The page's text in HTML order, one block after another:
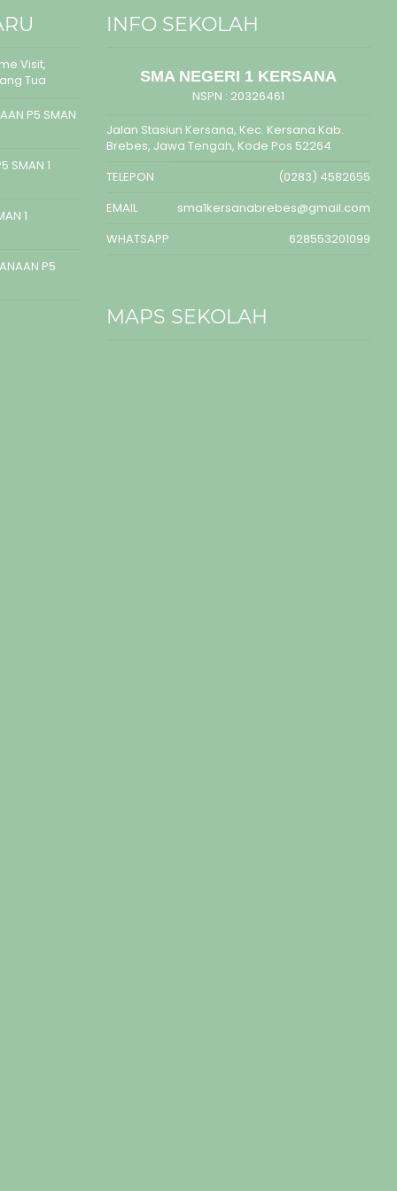
Visit,
Tua
P5 SMAN
SMAN 1
1
P5
INFO SEKOLAH
SMA NEGERI 1 KERSANA
NSPN : 20326461
Jalan Stasiun Kersana, Kec. Kersana Kab.
Brebes, Jawa Tengah, Kode Pos 52264
TELEPON
(0283) 4582655
EMAIL
sma1kersanabrebes@gmail.com
WHATSAPP
628553201099
MAPS SEKOLAH